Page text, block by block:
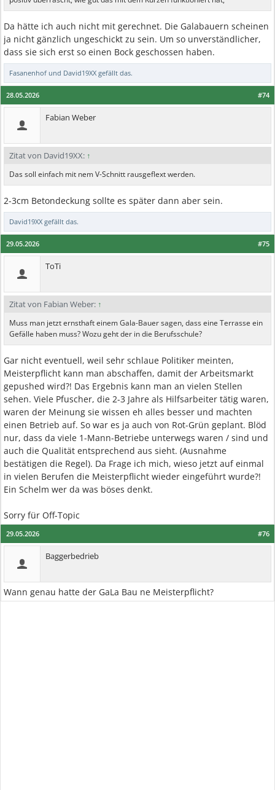
Da hätte ich auch nicht mit gerechnet. Die Galabauern scheinen
ja nicht gänzlich ungeschickt zu sein. Um so unverständlicher,
dass sie sich erst so einen Bock geschossen haben.
Fasanenhof und David19XX gefällt das.
#74
28.05.2026
Fabian Weber
Zitat von David19XX: ↑
Das soll einfach mit nem V-Schnitt rausgeflext werden.
2-3cm Betondeckung sollte es später dann aber sein.
David19XX gefällt das.
#75
29.05.2026
ToTi
Zitat von Fabian Weber: ↑
Muss man jetzt ernsthaft einem Gala-Bauer sagen, dass eine Terrasse ein
Gefälle haben muss? Wozu geht der in die Berufsschule?
Gar nicht eventuell, weil sehr schlaue Politiker meinten,
Meisterpflicht kann man abschaffen, damit der Arbeitsmarkt
gepushed wird?! Das Ergebnis kann man an vielen Stellen
sehen. Viele Pfuscher, die 2-3 Jahre als Hilfsarbeiter tätig waren,
waren der Meinung sie wissen eh alles besser und machten
einen Betrieb auf. So war es ja auch von Rot-Grün geplant. Blöd
nur, dass da viele 1-Mann-Betriebe unterwegs waren / sind und
auch die Qualität entsprechend aus sieht. (Ausnahme
bestätigen die Regel). Da Frage ich mich, wieso jetzt auf einmal
in vielen Berufen die Meisterpflicht wieder eingeführt wurde?!
Ein Schelm wer da was böses denkt.
Sorry für Off-Topic
#76
29.05.2026
Baggerbedrieb
Wann genau hatte der GaLa Bau ne Meisterpflicht?